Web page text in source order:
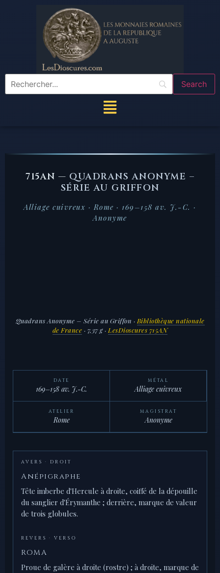
715AN — QUADRANS ANONYME –
SÉRIE AU GRIFFON
Alliage cuivreux · Rome · 169–158 av. J.-C. ·
Anonyme
Quadrans Anonyme – Série au Griffon · Bibliothèque nationale
de France · 7,37 g · LesDioscures 715AN
DATE
169–158 av. J.-C.
MÉTAL
Alliage cuivreux
ATELIER
Rome
MAGISTRAT
Anonyme
AVERS · DROIT
Anépigraphe
Tête imberbe d'Hercule à droite, coiffé de la dépouille
du sanglier d'Érymanthe ; derrière, marque de valeur
de trois globules.
REVERS · VERSO
ROMA
Proue de galère à droite (rostre) ; à droite, marque de